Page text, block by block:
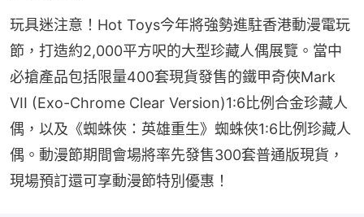
玩具迷注意！Hot Toys今年將強勢進駐香港動漫電玩
節，打造約2,000平方呎的大型珍藏人偶展覽。當中
必搶產品包括限量400套現貨發售的鐵甲奇俠Mark
VII (Exo-Chrome Clear Version)1:6比例合金珍藏人
偶，以及《蜘蛛俠：英雄重生》蜘蛛俠1:6比例珍藏人
偶。動漫節期間會場將率先發售300套普通版現貨，
現場預訂還可享動漫節特別優惠！